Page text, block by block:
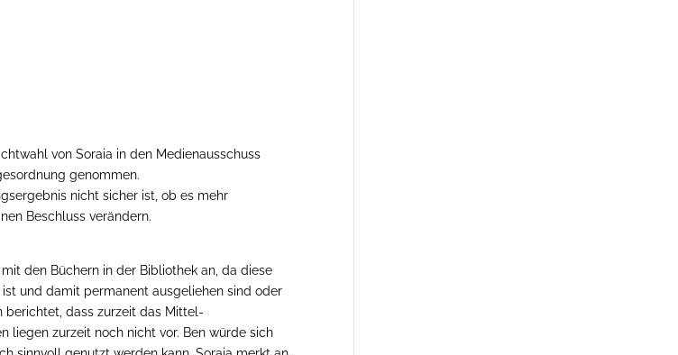
von Soraia in den Medienausschuss
genommen.
nicht sicher ist, ob es mehr
Beschluss verändern.
den Büchern in der Bibliothek an, da diese
und damit permanent ausgeliehen sind oder
berichtet, dass zurzeit das Mittel-
liegen zurzeit noch nicht vor. Ben würde sich